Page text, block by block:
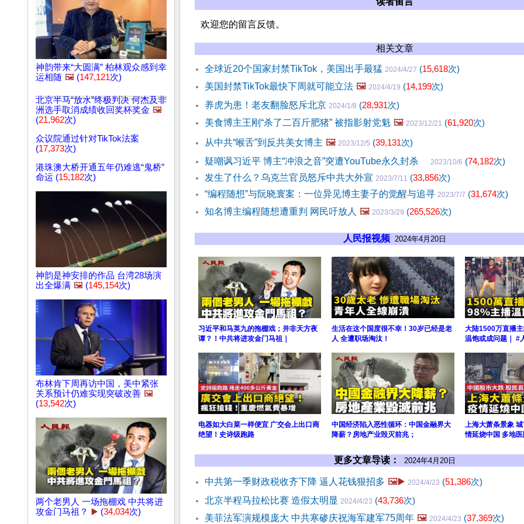
神韵带来“大圆满” 柏林观众感到幸
运相随 🖼️ (147,121次)
北京半马“放水”终极判决 何杰及非
洲选手取消成绩收回奖杯奖金 🖼️
(21,962次)
众议院通过针对TikTok法案
(17,373次)
港珠澳大桥开通五年仍难逃“鬼桥”
命运 (15,182次)
神韵是神安排的作品 台湾28场演
出全爆满 🖼️ (145,154次)
布林肯下周再访中国，美中紧张
关系预计仍难实现突破改善 🖼️
(13,542次)
两个老男人 一场拖棚戏 中共将进
攻金门马祖？
▶️ (34,034次)
欢迎您的留言反馈。
相关文章
全球近20个国家封禁TikTok，美国出手最猛 2024/4/27 (15,618次)
美国封禁TikTok最快下周就可能立法 🖼️ 2024/4/19 (14,199次)
养虎为患！老友翻脸怒斥北京 2024/1/8 (28,931次)
美食博主王刚“杀了二百斤肥猪” 被指影射党魁 🖼️ 2023/12/21 (61,920次)
从中共“喉舌”到反共美女博主 🖼️ 2023/12/5 (39,131次)
疑嘲讽习近平 博主“冲浪之音”突遭YouTube永久封杀
2023/10/6 (74,182次)
发生了什么？乌克兰官员怒斥中共大外宣 2023/7/11 (33,856次)
“编程随想”与阮晓寰案：一位异见博主妻子的觉醒与追寻 2023/7/7 (31,674次)
知名博主编程随想遭重判 网民吁放人 🖼️ 2023/3/29 (265,526次)
人民报视频 2024年4月20日
习近平和马英九的拖棚戏；并非天方夜
谭？！中共将进攻金门马祖｜
生活在这个国度很不幸！30岁已经是老
人 全遭职场淘汰！
大陆1500万直播
温饱或成问题｜ #
电器如大白菜一样便宜 广交会上出口商
绝望！史诗级跑路
中国经济陷入恶性循环：中国金融界大
降薪？房地产业毁灭前兆；
上海大萧条景象
情延烧中国 多地
更多文章导读： 2024年4月20日
中共第一季财政税收齐下降 逼人花钱狠招多 🖼️▶️ 2024/4/23 (51,386次)
北京半程马拉松比赛 造假太明显 2024/4/23 (43,736次)
美菲法军演规模庞大 中共寒碜庆祝海军建军75周年 🖼️ 2024/4/23 (37,369次)